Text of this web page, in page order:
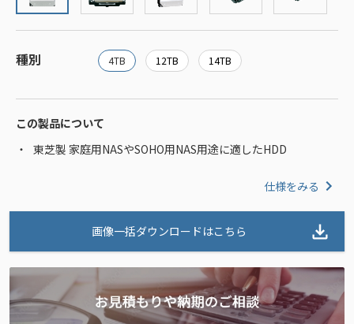
種別 4TB 12TB 14TB
この製品について
東芝製 家庭用NASやSOHO用NAS用途に適したHDD
仕様をみる
画像一括ダウンロードはこちら